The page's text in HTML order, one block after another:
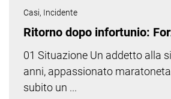
Casi, Incidente
Ritorno dopo infortunio:
01 Situazione Un addetto alla
anni, appassionato
subito un ...